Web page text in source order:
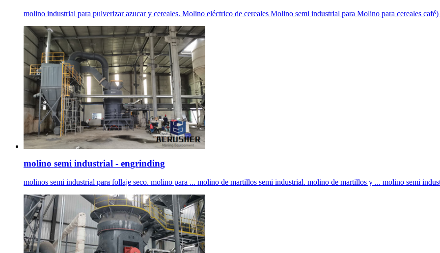
molino industrial para pulverizar azucar y cereales. Molino eléctrico de cereales Molino semi industrial para Molino para cereales
molino semi industrial - engrinding
molinos semi industrial para follaje seco. molino para ... molino de martillos semi industrial. molino de martillos y ... molino semi